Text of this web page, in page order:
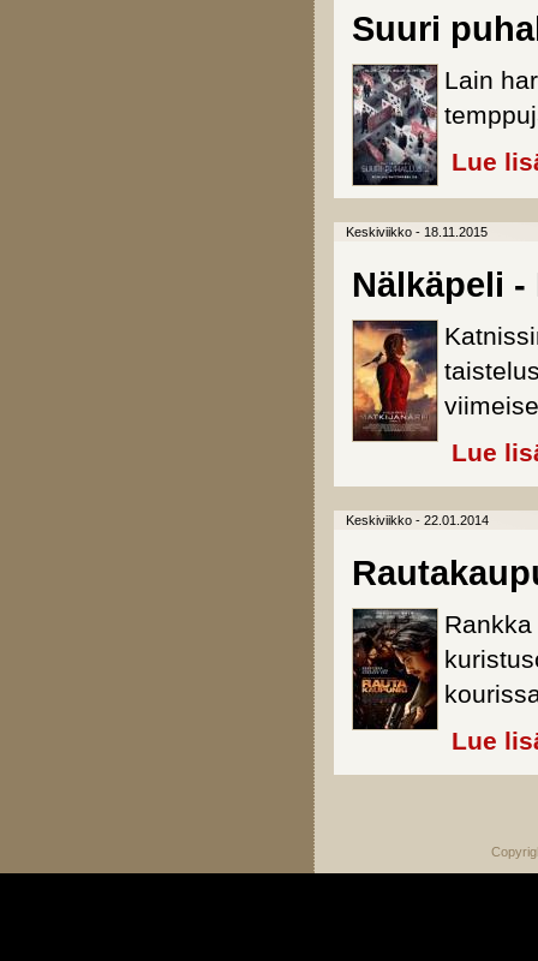
Suuri
Lain
Lue
Keskiviikko - 18.11.2015
Nälkäpeli
Lue
Keskiviikko - 22.01.2014
Lue